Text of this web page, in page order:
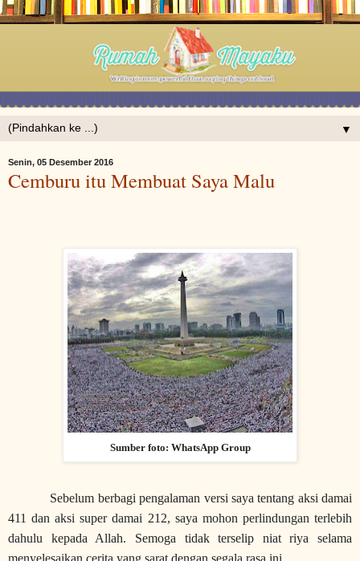
▼
Senin, 05 Desember 2016
Cemburu itu Membuat Saya Malu
Sumber foto: WhatsApp Group
Sebelum berbagi pengalaman versi saya tentang aksi damai
411 dan aksi super damai 212, saya mohon perlindungan terlebih
dahulu kepada Allah. Semoga tidak terselip niat riya selama
menyelesaikan cerita yang sarat dengan segala rasa ini.